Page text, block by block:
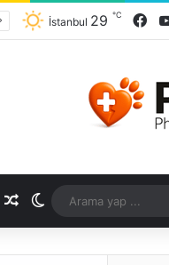
İstanbul 29 ℃